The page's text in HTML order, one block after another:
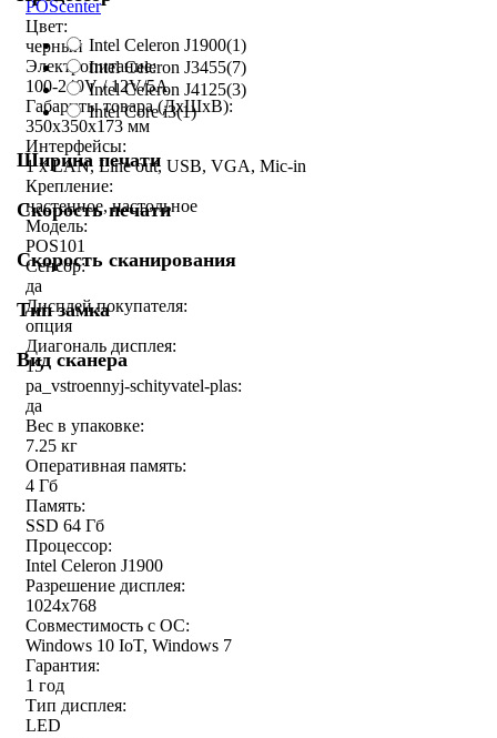
Intel Celeron J1900(1)
Intel Celeron J3455(7)
Intel Celeron J4125(3)
Intel Core i3(1)
Ширина печати
Скорость печати
Скорость сканирования
Тип замка
Вид сканера
POScenter
Цвет:
черный
Электропитание:
100-240V / 12V/5A
Габариты товара (ДxШxВ):
350х350х173 мм
Интерфейсы:
1 x LAN, Line out, USB, VGA, Mic-in
Крепление:
настенное, настольное
Модель:
POS101
Сенсор:
да
Дисплей покупателя:
опция
Диагональ дисплея:
15
pa_vstroennyj-schityvatel-plas:
да
Вес в упаковке:
7.25 кг
Оперативная память:
4 Гб
Память:
SSD 64 Гб
Процессор:
Intel Celeron J1900
Разрешение дисплея:
1024x768
Совместимость с ОС:
Windows 10 IoT, Windows 7
Гарантия:
1 год
Тип дисплея:
LED